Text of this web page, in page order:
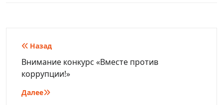
Навигация
по
записям
Назад
Внимание конкурс «Вместе против
коррупции!»
Далее